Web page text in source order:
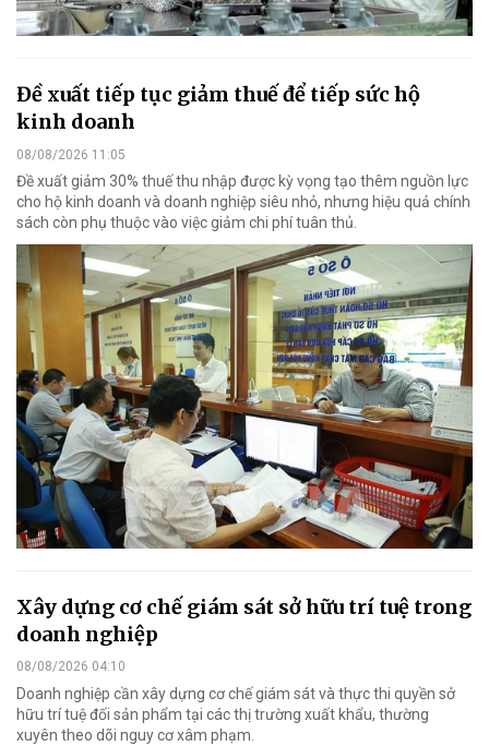
Đề xuất tiếp tục giảm thuế để tiếp sức hộ
kinh doanh
08/08/2026 11:05
Đề xuất giảm 30% thuế thu nhập được kỳ vọng tạo thêm nguồn lực
cho hộ kinh doanh và doanh nghiệp siêu nhỏ, nhưng hiệu quả chính
sách còn phụ thuộc vào việc giảm chi phí tuân thủ.
Xây dựng cơ chế giám sát sở hữu trí tuệ trong
doanh nghiệp
08/08/2026 04:10
Doanh nghiệp cần xây dựng cơ chế giám sát và thực thi quyền sở
hữu trí tuệ đối sản phẩm tại các thị trường xuất khẩu, thường
xuyên theo dõi nguy cơ xâm phạm.